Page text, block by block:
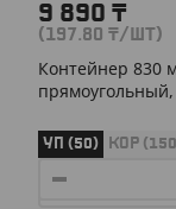
9 890 ₸
(197.80 ₸/ШТ)
Контейнер 830
УП (50) КОР